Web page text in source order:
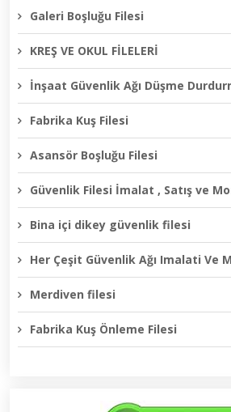
Galeri Boşluğu Filesi
KREŞ VE OKUL FİLELERİ
İnşaat Güvenlik Ağı Düşme
Fabrika Kuş Filesi
Asansör Boşluğu Filesi
Güvenlik Filesi İmalat , Satış ve
Bina içi dikey güvenlik filesi
Her Çeşit Güvenlik Ağı Imalati Ve
Merdiven filesi
Fabrika Kuş Önleme Filesi